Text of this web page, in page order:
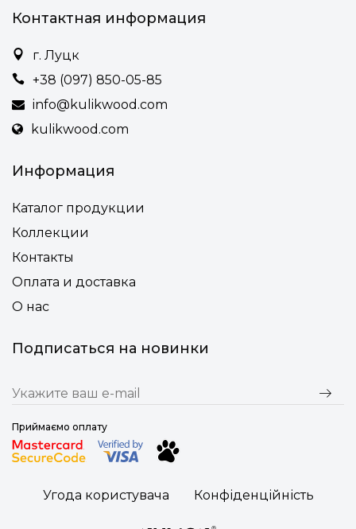
Контактная информация
г. Луцк
+38 (097) 850-05-85
info@kulikwood.com
kulikwood.com
Информация
Каталог продукции
Коллекции
Контакты
Оплата и доставка
О нас
Подписаться на новинки
Приймаємо оплату
Угода користувача Конфіденційність